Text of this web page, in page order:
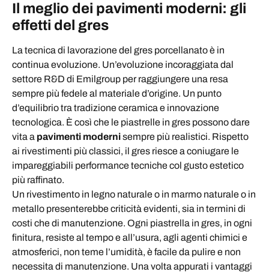
Il meglio dei pavimenti moderni: gli
effetti del gres
La tecnica di lavorazione del gres porcellanato è in
continua evoluzione. Un’evoluzione incoraggiata dal
settore R&D di Emilgroup per raggiungere una resa
sempre più fedele al materiale d’origine. Un punto
d’equilibrio tra tradizione ceramica e innovazione
tecnologica. È così che le piastrelle in gres possono dare
vita a pavimenti modernisempre più realistici. Rispetto
ai rivestimenti più classici, il gres riesce a coniugare le
impareggiabili performance tecniche col gusto estetico
più raffinato.
Un rivestimento in legno naturale o in marmo naturale o in
metallo presenterebbe criticità evidenti, sia in termini di
costi che di manutenzione. Ogni piastrella in gres, in ogni
finitura, resiste al tempo e all’usura, agli agenti chimici e
atmosferici, non teme l’umidità, è facile da pulire e non
necessita di manutenzione. Una volta appurati i vantaggi